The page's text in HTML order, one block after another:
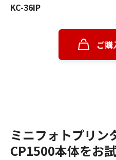
KC-36IP
ご購
ミニフォトプリン
CP1500本体をお